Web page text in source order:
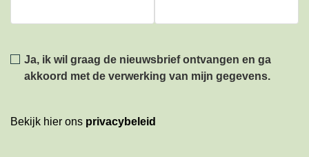
Privacy
Ja, ik wil graag de nieuwsbrief ontvangen en ga
akkoord met de verwerking van mijn gegevens.
Bekijk hier ons privacybeleid